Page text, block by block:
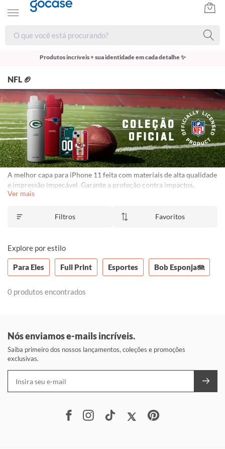
Produtos incríveis + sua identidade em cada detalhe ✨
NFL 🏈
A melhor capa para iPhone 11 feita com materiais de alta qualidade
e impressão impecável. Garante a proteção contra impactos,
arranhões e poeira. Capinhas personalizadas para iPhone 11 com
descascamento.Consulte o regulamento.
Ver mais
Filtros Favoritos
Explore por estilo
Para Eles Full Print Esportes Bob Esponja🪼
0 produtos encontrados
Nós enviamos e-mails incríveis.
Saiba primeiro dos nossos lançamentos, coleções e promoções
exclusivas.